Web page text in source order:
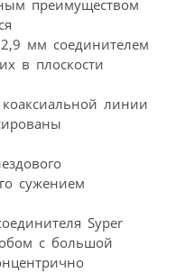
преимуществом
мм соединителем
в плоскости
линии
сужением
Syper
с большой